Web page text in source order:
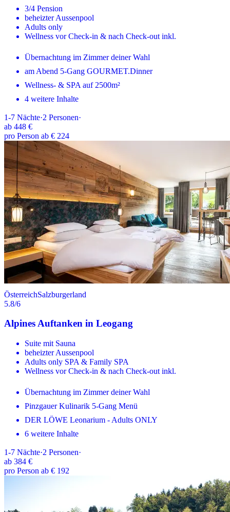
3/4 Pension
beheizter Aussenpool
Adults only
Wellness vor Check-in & nach Check-out inkl.
Übernachtung im Zimmer deiner Wahl
am Abend 5-Gang GOURMET.Dinner
Wellness- & SPA auf 2500m²
4 weitere Inhalte
1-7 Nächte·2 Personen·
ab 448 €
pro Person ab € 224
ÖsterreichSalzburgerland
5.8/6
Alpines Auftanken in Leogang
Suite mit Sauna
beheizter Aussenpool
Adults only SPA & Family SPA
Wellness vor Check-in & nach Check-out inkl.
Übernachtung im Zimmer deiner Wahl
Pinzgauer Kulinarik 5-Gang Menü
DER LÖWE Leonarium - Adults ONLY
6 weitere Inhalte
1-7 Nächte·2 Personen·
ab 384 €
pro Person ab € 192